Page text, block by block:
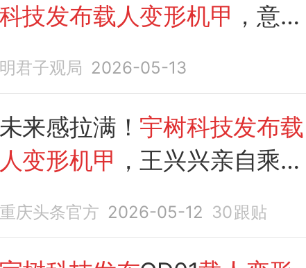
科技发布载人变形机甲 ，意义
明君子观局 2026-05-13
未来感拉满！ 宇树科技发布载
人变形机甲 ，王兴兴亲自乘坐
重庆头条官方 2026-05-12 30跟贴